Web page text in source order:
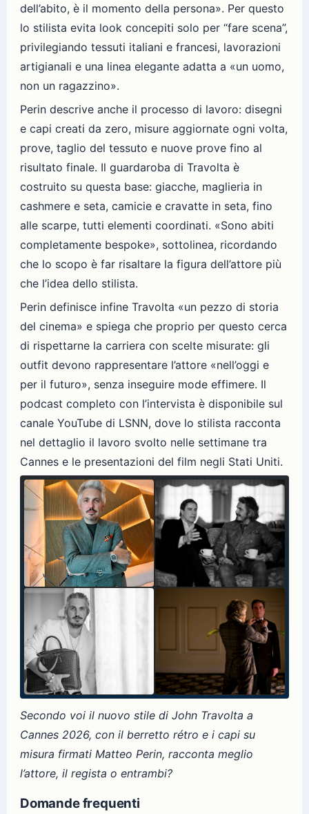
dell’abito, è il momento della persona». Per questo
lo stilista evita look concepiti solo per “fare scena”,
privilegiando tessuti italiani e francesi, lavorazioni
artigianali e una linea elegante adatta a «un uomo,
non un ragazzino».
Perin descrive anche il processo di lavoro: disegni
e capi creati da zero, misure aggiornate ogni volta,
prove, taglio del tessuto e nuove prove fino al
risultato finale. Il guardaroba di Travolta è
costruito su questa base: giacche, maglieria in
cashmere e seta, camicie e cravatte in seta, fino
alle scarpe, tutti elementi coordinati. «Sono abiti
completamente bespoke», sottolinea, ricordando
che lo scopo è far risaltare la figura dell’attore più
che l’idea dello stilista.
Perin definisce infine Travolta «un pezzo di storia
del cinema» e spiega che proprio per questo cerca
di rispettarne la carriera con scelte misurate: gli
outfit devono rappresentare l’attore «nell’oggi e
per il futuro», senza inseguire mode effimere. Il
podcast completo con l’intervista è disponibile sul
canale YouTube di LSNN, dove lo stilista racconta
nel dettaglio il lavoro svolto nelle settimane tra
Cannes e le presentazioni del film negli Stati Uniti.
Secondo voi il nuovo stile di John Travolta a
Cannes 2026, con il berretto rétro e i capi su
misura firmati Matteo Perin, racconta meglio
l’attore, il regista o entrambi?
Domande frequenti